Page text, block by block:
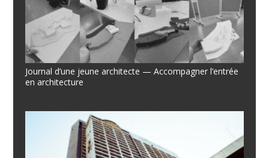
Journal d’une jeune architecte — Accompagner l’entrée
en architecture